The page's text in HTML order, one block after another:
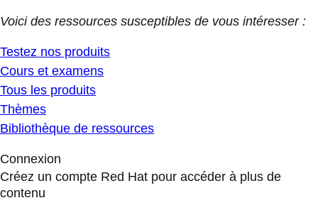
Voici des ressources susceptibles de vous intéresser :
Testez nos produits
Cours et examens
Tous les produits
Thèmes
Bibliothèque de ressources
Connexion
Créez un compte Red Hat pour accéder à plus de
contenu